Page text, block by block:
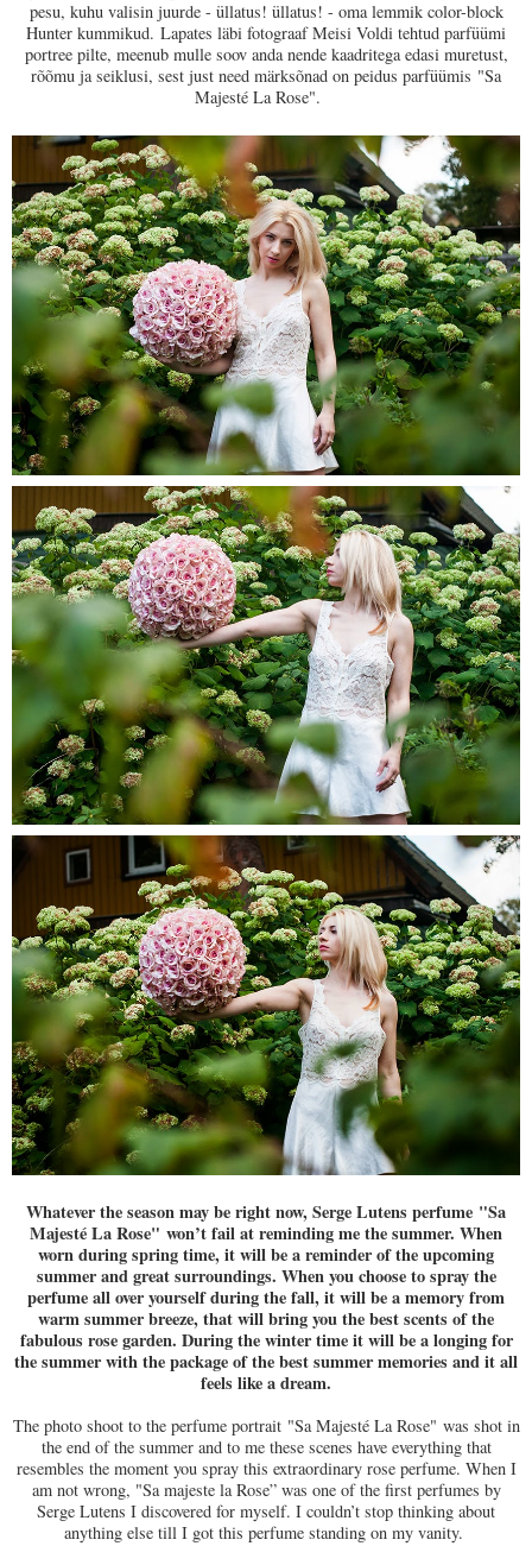
pesu, kuhu valisin juurde - üllatus! üllatus! - oma lemmik color-block
Hunter kummikud. Lapates läbi fotograaf Meisi Voldi tehtud parfüümi
portree pilte, meenub mulle soov anda nende kaadritega edasi muretust,
rõõmu ja seiklusi, sest just need märksõnad on peidus parfüümis "Sa
Majesté La Rose".
Whatever the season may be right now, Serge Lutens perfume "Sa
Majesté La Rose" won’t fail at reminding me the summer. When
worn during spring time, it will be a reminder of the upcoming
summer and great surroundings. When you choose to spray the
perfume all over yourself during the fall, it will be a memory from
warm summer breeze, that will bring you the best scents of the
fabulous rose garden. During the winter time it will be a longing for
the summer with the package of the best summer memories and it all
feels like a dream.
The photo shoot to the perfume portrait "Sa Majesté La Rose" was shot in
the end of the summer and to me these scenes have everything that
resembles the moment you spray this extraordinary rose perfume. When I
am not wrong, "Sa majeste la Rose” was one of the first perfumes by
Serge Lutens I discovered for myself. I couldn’t stop thinking about
anything else till I got this perfume standing on my vanity.